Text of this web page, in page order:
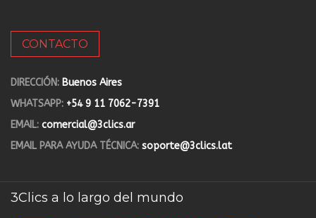
CONTACTO
DIRECCIÓN: Buenos Aires
WHATSAPP: +54 9 11 7062-7391
EMAIL: comercial@3clics.ar
EMAIL PARA AYUDA TÉCNICA: soporte@3clics.lat
3Clics a lo largo del mundo